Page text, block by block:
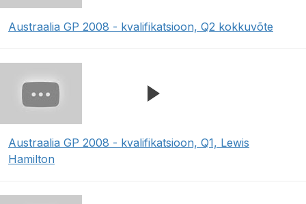
Austraalia GP 2008 - kvalifikatsioon, Q2 kokkuvõte
Austraalia GP 2008 - kvalifikatsioon, Q1, Lewis
Hamilton